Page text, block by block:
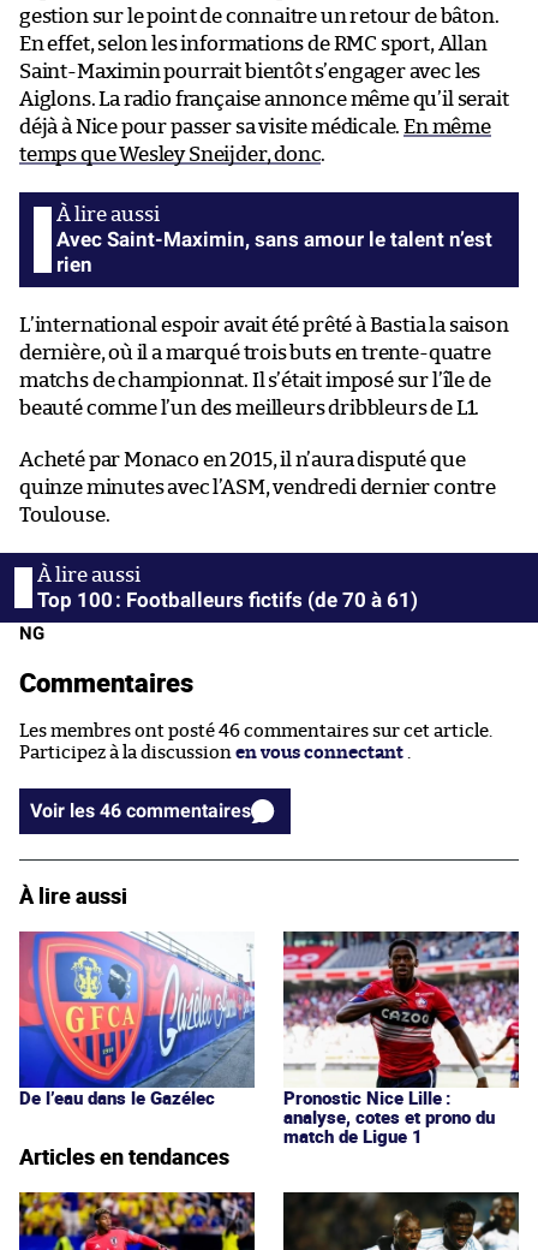
gestion sur le point de connaitre un retour de bâton.
En effet, selon les informations de RMC sport, Allan
Saint-Maximin pourrait bientôt s’engager avec les
Aiglons. La radio française annonce même qu’il serait
déjà à Nice pour passer sa visite médicale.En même
temps que Wesley Sneijder, donc.
Avec Saint-Maximin, sans amour le talent n’est
rien
L’international espoir avait été prêté à Bastia la saison
dernière, où il a marqué trois buts en trente-quatre
matchs de championnat. Il s’était imposé sur l’île de
beauté comme l’un des meilleurs dribbleurs de L1.
Acheté par Monaco en 2015, il n’aura disputé que
quinze minutes avec l’ASM, vendredi dernier contre
Toulouse.
Top 100 : Footballeurs fictifs (de 70 à 61)
NG
Commentaires
Les membres ont posté 46 commentaires sur cet article.
Participez à la discussion en vous connectant
Voir les 46 commentaires
À lire aussi
De l’eau dans le Gazélec
Pronostic Nice Lille :
analyse, cotes et prono du
match de Ligue 1
Articles en tendances